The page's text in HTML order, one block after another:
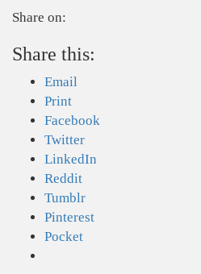
Share on:
Share this:
Email
Print
Facebook
Twitter
LinkedIn
Reddit
Tumblr
Pinterest
Pocket